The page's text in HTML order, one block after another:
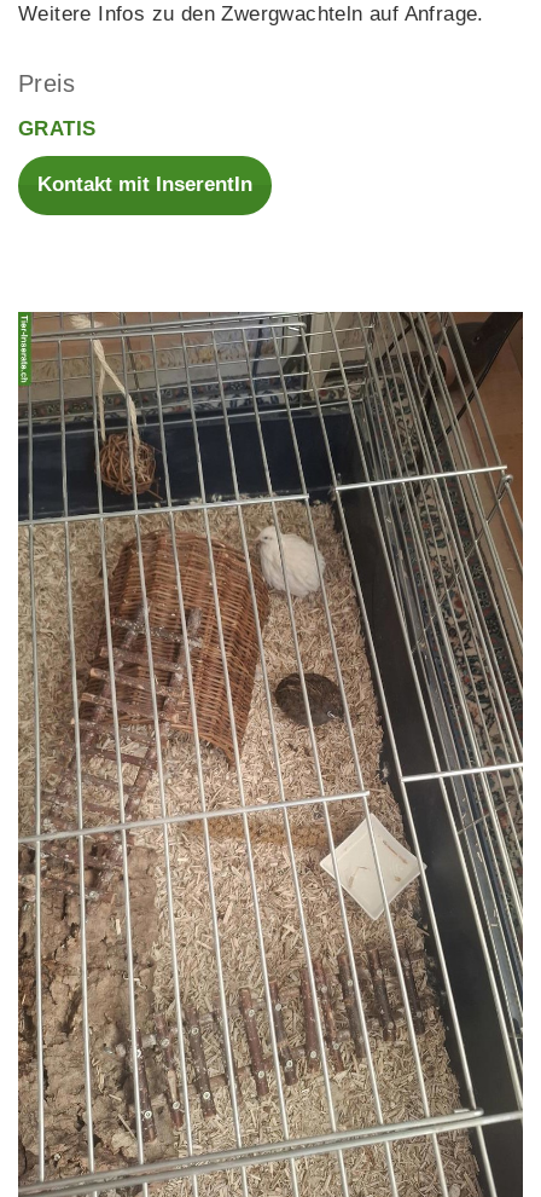
Weitere Infos zu den Zwergwachteln auf Anfrage.
Preis
GRATIS
Kontakt mit InserentIn